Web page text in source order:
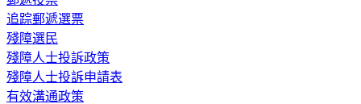
追踪郵遞選票
殘障選民
殘障人士投訴政策
殘障人士投訴申請表
有效溝通政策